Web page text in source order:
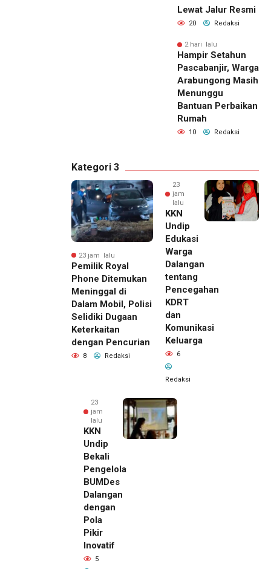
Lewat Jalur Resmi
20 Redaksi
2 hari lalu
Hampir Setahun
Pascabanjir, Warga
Arabungong Masih
Menunggu
Bantuan Perbaikan
Rumah
10 Redaksi
Kategori 3
23 jam lalu
Pemilik Royal
Phone Ditemukan
Meninggal di
Dalam Mobil, Polisi
Selidiki Dugaan
Keterkaitan
dengan Pencurian
8 Redaksi
23
jam
lalu
KKN
Undip
Edukasi
Warga
Dalangan
tentang
Pencegahan
KDRT
dan
Komunikasi
Keluarga
6
Redaksi
23
jam
lalu
KKN
Undip
Bekali
Pengelola
BUMDes
Dalangan
dengan
Pola
Pikir
Inovatif
5
Pemilik